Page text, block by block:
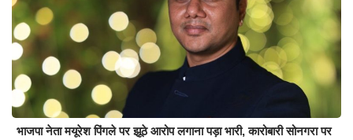
भाजपा नेता मयूरेश पिंगले पर झूठे आरोप लगाना पड़ा भारी, कारोबारी सोनगरा पर